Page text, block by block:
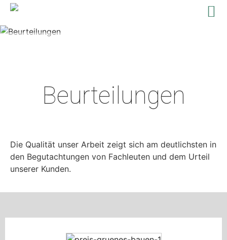
Beurteilungen
Die Qualität unser Arbeit zeigt sich am deutlichsten in
den Begutachtungen von Fachleuten und dem Urteil
unserer Kunden.